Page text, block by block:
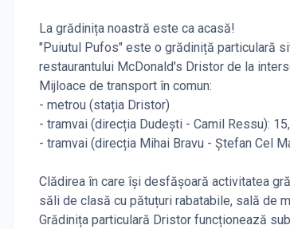
La grădinița noastră este ca acasă!
"Puiutul Pufos" este o grădiniță particulară
restaurantului McDonald's Dristor de la
Mijloace de transport în comun:
- metrou (stația Dristor)
- tramvai (direcția Dudești - Camil Ressu):
- tramvai (direcția Mihai Bravu - Ștefan Cel
Clădirea în care își desfășoară activitatea
săli de clasă cu pătuțuri rabatabile, sală de
Grădinița particulară Dristor funcționează